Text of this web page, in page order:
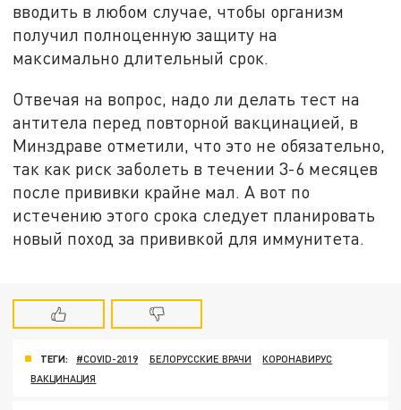
вводить в любом случае, чтобы организм
получил полноценную защиту на
максимально длительный срок.
Отвечая на вопрос, надо ли делать тест на
антитела перед повторной вакцинацией, в
Минздраве отметили, что это не обязательно,
так как риск заболеть в течении 3-6 месяцев
после прививки крайне мал. А вот по
истечению этого срока следует планировать
новый поход за прививкой для иммунитета.
ТЕГИ: #COVID-2019 БЕЛОРУССКИЕ ВРАЧИ
КОРОНАВИРУС
ВАКЦИНАЦИЯ